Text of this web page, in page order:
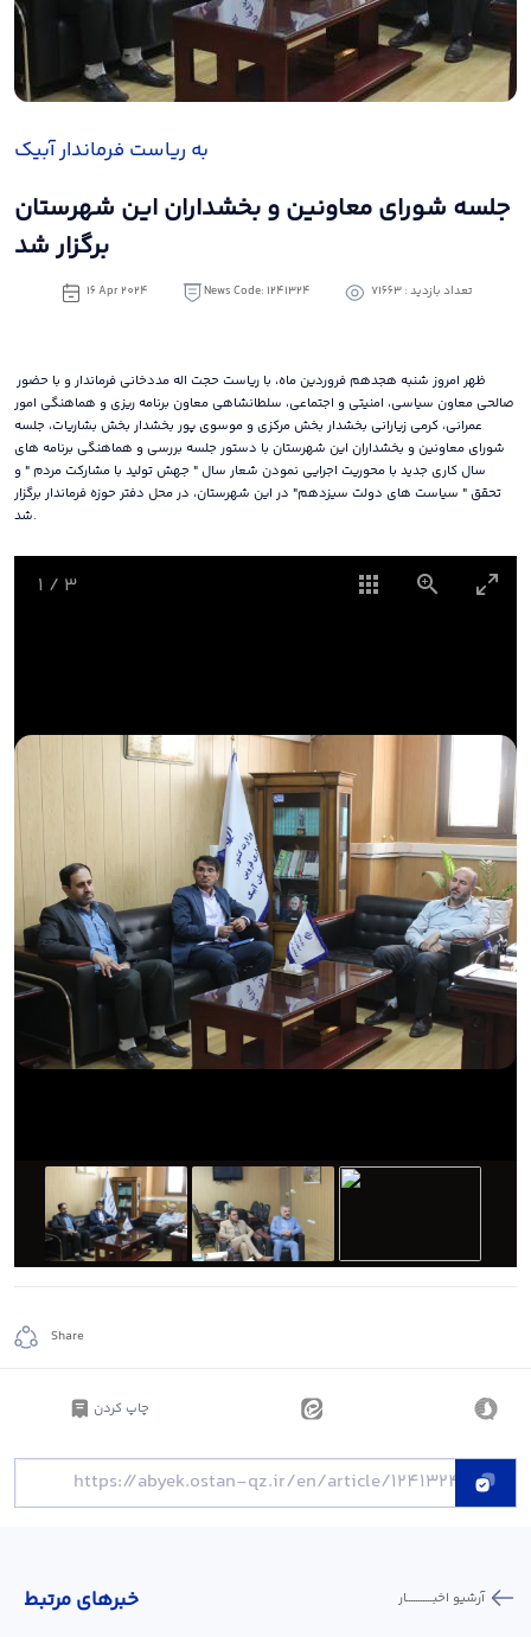
به ریاست فرماندار آبیک
جلسه شورای معاونین و بخشداران این شهرستان
برگزار شد
16 Apr 2024 News Code: 1241324 تعداد بازدید : 71663
صالحی معاون سیاسی، امنیتی و اجتماعی، سلطانشاهی معاون برنامه ریزی و هماهنگی امور
عمرانی، کرمی زیارانی بخشدار بخش مرکزی و موسوی پور بخشدار بخش بشاریات، جلسه
شورای معاونین و بخشداران این شهرستان با دستور جلسه بررسی و هماهنگی برنامه های
سال کاری جدید با محوریت اجرایی نمودن شعار سال " جهش تولید با مشارکت مردم " و
تحقق " سیاست های دولت سیزدهم" در این شهرستان، در محل دفتر حوزه فرماندار برگزار
شد.
1 / 3
Share
چاپ کردن
خبر‌های مرتبط آرشیو اخبـــــــــــار